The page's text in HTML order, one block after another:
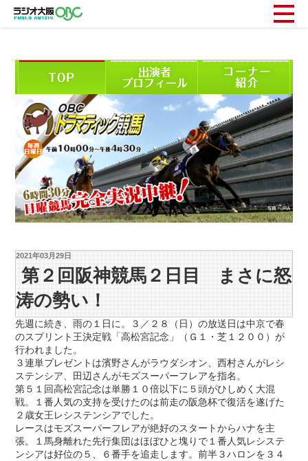
2021年03月29日
第２回阪神競馬２日目 まさに怒
涛の勢い！
先週に続き、雨の１日に。３／２８（日）の放送日は中京で春
のスプリント王決定戦「高松宮記念」（Ｇ１・芝１２００）が
行われました。
３連単プレゼントは濱野さんがラウダシオン、西村さんがレシ
ステンシア、田辺さんがモズスーパーフレアを指名。
第５１回高松宮記念は単勝１０倍以下に５頭がひしめく大混
戦。１番人気の支持を受けたのは前走の阪急杯で復活を遂げた
２歳女王レシステンシアでした。
レースはモズスーパーフレアが絶好のスタートからハナを主
張。１馬身離れた先行集団はほぼひと塊りで１番人気レシステ
ンシアは好位の５、６番手を追走します。前半３ハロンを３４